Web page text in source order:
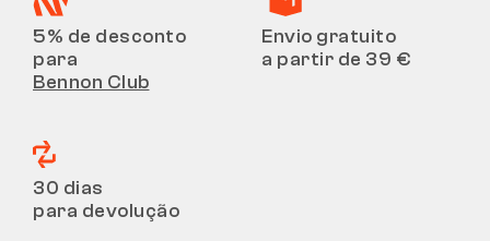
5% de desconto
para
Bennon Club
Envio gratuito
a partir de 39 €
30 dias
para devolução